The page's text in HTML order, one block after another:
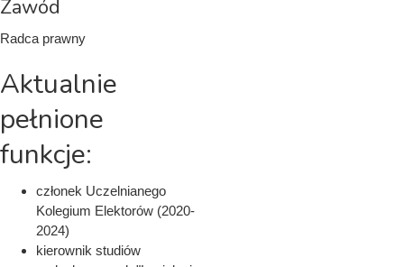
Zawód
Radca prawny
Aktualnie
pełnione
funkcje:
członek Uczelnianego
Kolegium Elektorów (2020-
2024)
kierownik studiów